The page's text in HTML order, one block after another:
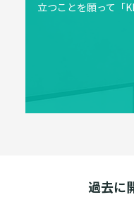
立つことを願って「
過去に